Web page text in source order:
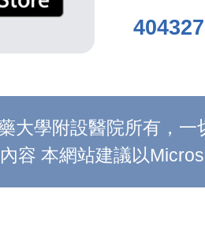
大學附設醫院所有，
容 本網站建議以